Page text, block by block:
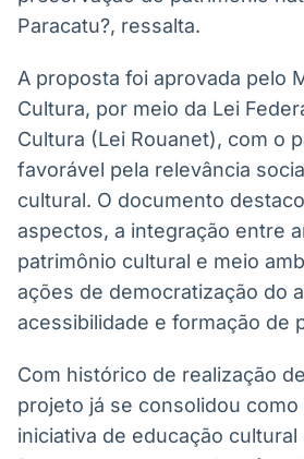
Em
Paracatu?, ressalta.
A proposta foi aprovada pelo
Cultura, por meio da Lei
Cultura (Lei Rouanet), com o
favorável pela relevância
cultural. O documento
aspectos, a integração entre
patrimônio cultural e meio
ações de democratização do
acessibilidade e formação de
Com histórico de realização
projeto já se consolidou
iniciativa de educação cultural